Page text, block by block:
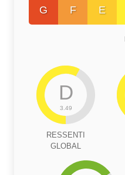
G F E
D
3.49
RESSENTI
GLOBAL